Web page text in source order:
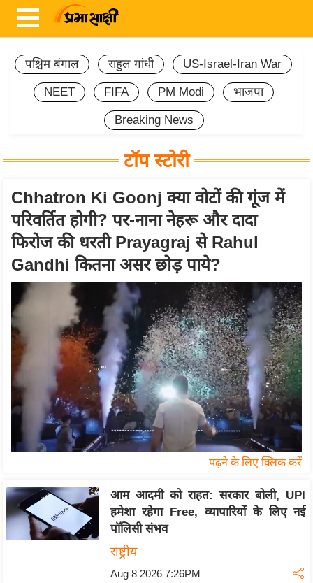
र
रा
ष्ट्री
य
अं
त
र्रा
ष्ट्री
य
बि
ज़
ने
स
द्यो
ग
त
वि
पश्चिम बंगाल राहुल गांधी US-Israel-Iran War
NEET FIFA PM Modi भाजपा
Breaking News
टॉप स्टोरी
Chhatron Ki Goonj क्या वोटों की गूंज में
परिवर्तित होगी? पर-नाना नेहरू और दादा
फिरोज की धरती Prayagraj से Rahul
Gandhi कितना असर छोड़ पाये?
पढ़ने के लिए क्लिक करें
आम आदमी को राहत: सरकार बोली, UPI
हमेशा रहेगा Free, व्यापारियों के लिए नई
पॉलिसी संभव
राष्ट्रीय
Aug 8 2026 7:26PM